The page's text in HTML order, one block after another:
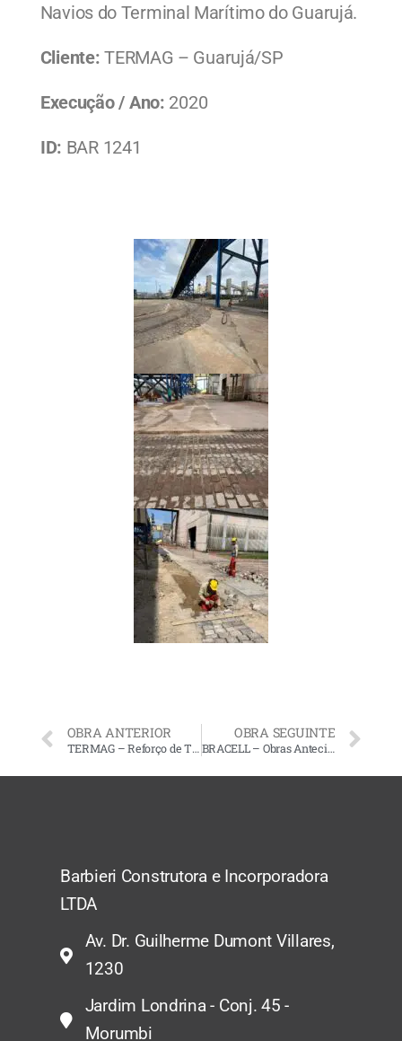
Navios do Terminal Marítimo do Guarujá.
Cliente:TERMAG – Guarujá/SP
Execução / Ano: 2020
ID: BAR 1241
OBRA ANTERIOR
TERMAG – Reforço de Trilhos e Ancoragem
OBRA SEGUINTE
BRACELL – Obras Antecipadas
Barbieri Construtora e Incorporadora
LTDA
Av. Dr. Guilherme Dumont Villares,
1230
Jardim Londrina - Conj. 45 -
Morumbi